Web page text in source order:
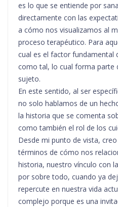
es lo que se entiende por
directamente con las
a cómo nos visualizamos al
proceso terapéutico. Para
cual es el factor fundamental
como tal, lo cual forma parte
sujeto.
En este sentido, al ser
no solo hablamos de un
la historia que se comenta
como también el rol de los
Desde mi punto de vista,
términos de cómo nos
historia, nuestro vínculo con
por sobre todo, cuando ya
repercute en nuestra vida
complejo porque es una